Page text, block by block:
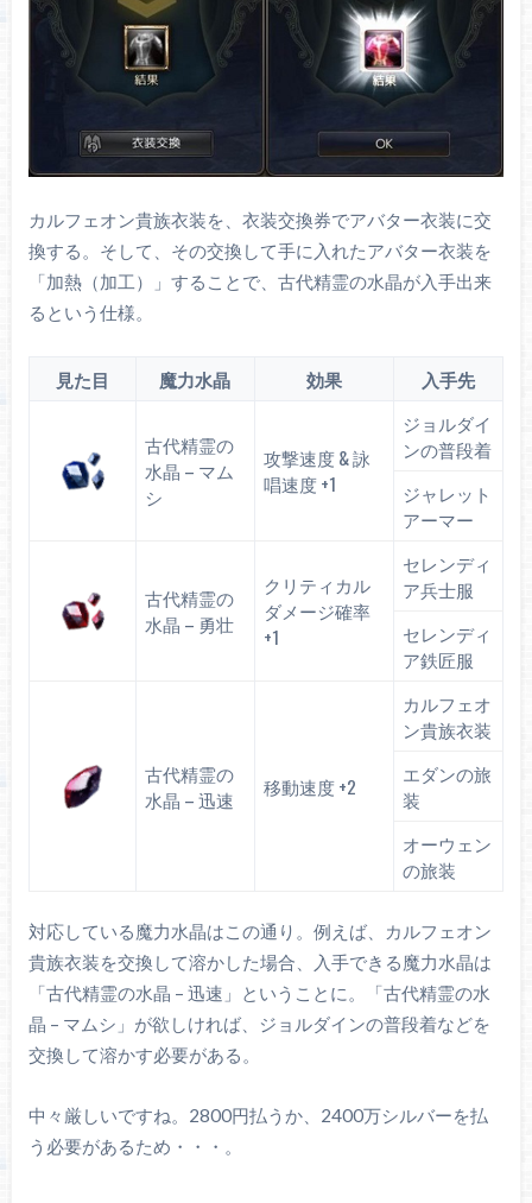
カルフェオン貴族衣装を、衣装交換券でアバター衣装に交
換する。そして、その交換して手に入れたアバター衣装を
「加熱（加工）」することで、古代精霊の水晶が入手出来
るという仕様。
見た目 魔力水晶 効果 入手先
古代精霊の
水晶 – マム
シ
攻撃速度 & 詠
唱速度 +1
ジョルダイ
ンの普段着
ジャレット
アーマー
古代精霊の
水晶 – 勇壮
クリティカル
ダメージ確率
+1
セレンディ
ア兵士服
セレンディ
ア鉄匠服
古代精霊の
水晶 – 迅速
移動速度 +2
カルフェオ
ン貴族衣装
エダンの旅
装
オーウェン
の旅装
対応している魔力水晶はこの通り。例えば、カルフェオン
貴族衣装を交換して溶かした場合、入手できる魔力水晶は
「古代精霊の水晶 – 迅速」ということに。「古代精霊の水
晶 – マムシ」が欲しければ、ジョルダインの普段着などを
交換して溶かす必要がある。
中々厳しいですね。2800円払うか、2400万シルバーを払
う必要があるため・・・。